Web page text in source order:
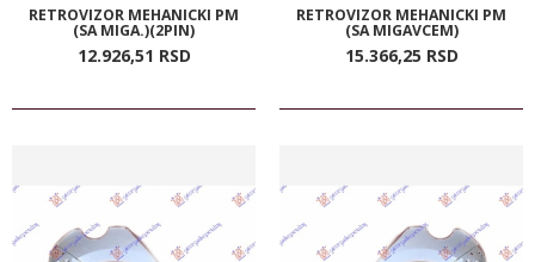
RETROVIZOR MEHANICKI PM
(SA MIGA.)(2PIN)
12.926,51 RSD
RETROVIZOR MEHANICKI PM
(SA MIGAVCEM)
15.366,25 RSD